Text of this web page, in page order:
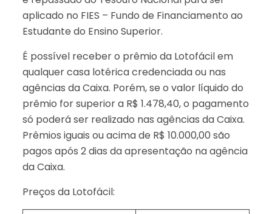
aplicado no FIES – Fundo de Financiamento ao
Estudante do Ensino Superior.
É possível receber o prêmio da Lotofácil em
qualquer casa lotérica credenciada ou nas
agências da Caixa. Porém, se o valor líquido do
prêmio for superior a R$ 1.478,40, o pagamento
só poderá ser realizado nas agências da Caixa.
Prêmios iguais ou acima de R$ 10.000,00 são
pagos após 2 dias da apresentação na agência
da Caixa.
Preços da Lotofácil: